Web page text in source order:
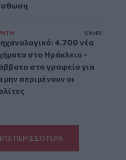
08:49
4.700 νέα
στο Ηράκλειο -
στο γραφείο για
μην περιμένουν οι
ΠΕΡΙΣΣΟΤΕΡΑ